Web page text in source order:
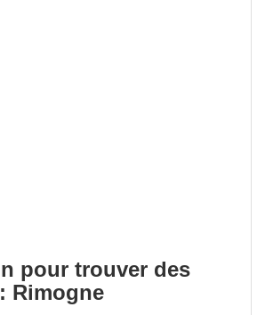
pour trouver des
Rimogne